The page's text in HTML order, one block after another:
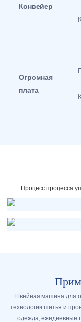
Конвейер
Огромная
плата
Процесс процесса
Швейная машина для
технологии шитья и
одежда, ежедневные